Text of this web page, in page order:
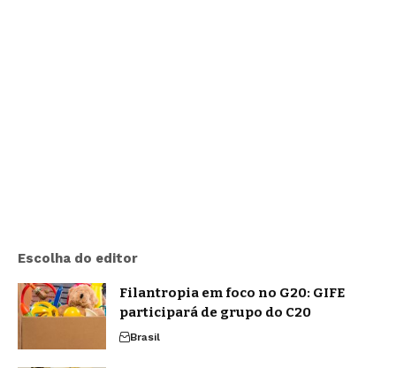
Escolha do editor
Filantropia em foco no G20: GIFE
participará de grupo do C20
Brasil